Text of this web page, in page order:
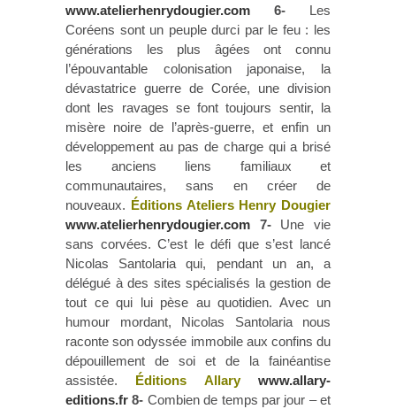
www.atelierhenrydougier.com
6-
Les
Coréens sont un peuple durci par le feu : les
générations les plus âgées ont connu
l’épouvantable colonisation japonaise, la
dévastatrice guerre de Corée, une division
dont les ravages se font toujours sentir, la
misère noire de l’après-guerre, et enfin un
développement au pas de charge qui a brisé
les anciens liens familiaux et
communautaires, sans en créer de
nouveaux. Éditions Ateliers Henry Dougier
www.atelierhenrydougier.com
7- Une vie
sans corvées. C’est le défi que s’est lancé
Nicolas Santolaria qui, pendant un an, a
délégué à des sites spécialisés la gestion de
tout ce qui lui pèse au quotidien. Avec un
humour mordant, Nicolas Santolaria nous
raconte son odyssée immobile aux confins du
dépouillement de soi et de la fainéantise
assistée. Éditions Allary
www.allary-
editions.fr 8- Combien de temps par jour – et